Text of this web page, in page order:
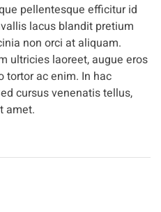
pellentesque efficitur id
lacus blandit pretium
non orci at aliquam.
ultricies laoreet, augue eros
tortor ac enim. In hac
cursus venenatis tellus,
amet.